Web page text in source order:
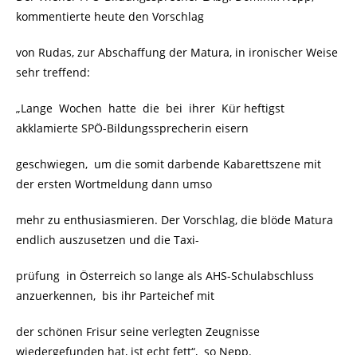
kommentierte heute den Vorschlag
von Rudas, zur Abschaffung der Matura, in ironischer Weise
sehr treffend:
„Lange Wochen hatte die bei ihrer Kür heftigst
akklamierte SPÖ-Bildungssprecherin eisern
geschwiegen, um die somit darbende Kabarettszene mit
der ersten Wortmeldung dann umso
mehr zu enthusiasmieren. Der Vorschlag, die blöde Matura
endlich auszusetzen und die Taxi-
prüfung in Österreich so lange als AHS-Schulabschluss
anzuerkennen, bis ihr Parteichef mit
der schönen Frisur seine verlegten Zeugnisse
wiedergefunden hat, ist echt fett“, so Nepp.